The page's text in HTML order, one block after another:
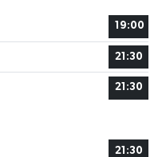
19:00
21:30
21:30
21:30